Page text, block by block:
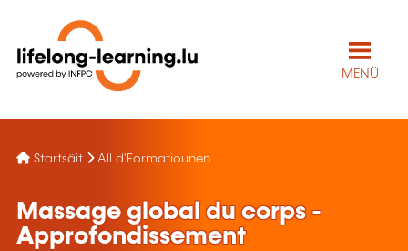
MENÜ
Startsäit All d'Formatiounen
Massage global du corps -
Approfondissement